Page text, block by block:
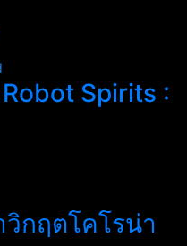
Spirits :
วิกฤตโคโรน่า